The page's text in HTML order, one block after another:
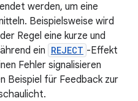
werden, um eine
Beispielsweise wird
Regel eine kurze und
ein REJECT -Effekt
Fehler signalisieren
Beispiel für Feedback zur